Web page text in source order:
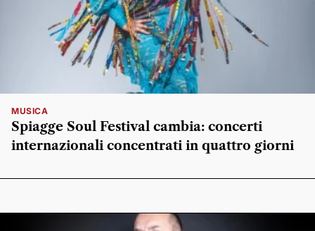
MUSICA
Spiagge Soul Festival cambia: concerti
internazionali concentrati in quattro giorni